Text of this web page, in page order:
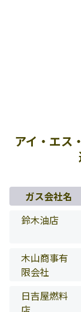
アイ・エス
ガス会社名
鈴木油店
木山商事有
限会社
日吉屋燃料